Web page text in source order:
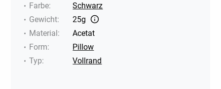
Farbe:
Schwarz
Gewicht:
25g
Material:
Acetat
Form:
Pillow
Typ: Vollrand